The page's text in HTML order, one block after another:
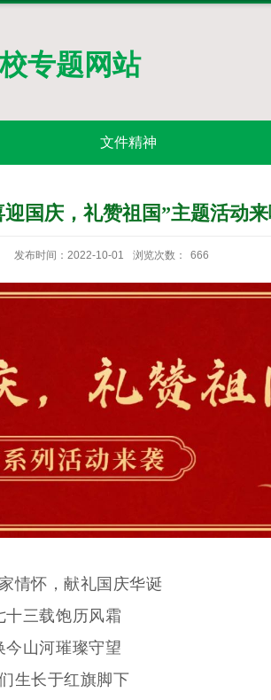
专题网站
文件精神
国庆，礼赞祖国”主题活动来
发布时间：2022-10-01 浏览次数： 666
情怀，献礼国庆华诞
十三载饱历风霜
今山河璀璨守望
生长于红旗脚下